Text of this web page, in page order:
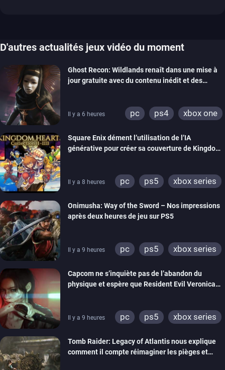
D'autres actualités jeux vidéo du moment
Ghost Recon: Wildlands renaît dans une mise à
jour gratuite avec du contenu inédit et des
Il y a 6 heures pc ps4 xbox one
Square Enix dément l’utilisation de l’IA
générative pour créer sa couverture de Kingdom
Il y a 8 heures pc ps5
xbox series
Onimusha: Way of the Sword – Nos impressions
après deux heures de jeu sur PS5
Il y a 9 heures pc ps5
xbox series
Capcom ne s’inquiète pas de l’abandon du
physique et espère que Resident Evil Veronica
Il y a 9 heures pc ps5
xbox series
Tomb Raider: Legacy of Atlantis nous explique
comment il compte réimaginer les pièges et